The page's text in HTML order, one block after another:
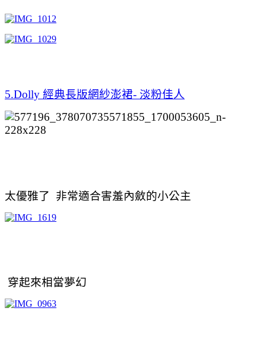
5.Dolly 經典長版網紗澎裙- 淡粉佳人
太優雅了 非常適合害羞內斂的小公主
穿起來相當夢幻